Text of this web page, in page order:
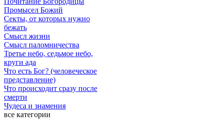
Промысел Божий
Секты, от которых нужно
бежать
Смысл жизни
Смысл паломничества
Третье небо, седьмое небо,
круги ада
Что есть Бог? (человеческое
представление)
Что происходит сразу после
смерти
Чудеса и знамения
все категории